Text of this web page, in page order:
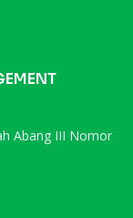
Abang III Nomor